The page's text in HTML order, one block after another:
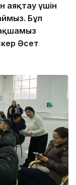
аяқтау үшін
Бұл
Әсет